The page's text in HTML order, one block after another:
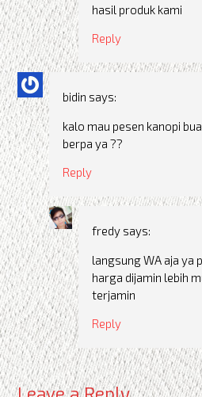
hasil produk kami
Reply
bidin says:
kalo mau pesen kanopi
berpa ya ??
Reply
fredy says:
langsung WA aja ya
harga dijamin lebih
terjamin
Reply